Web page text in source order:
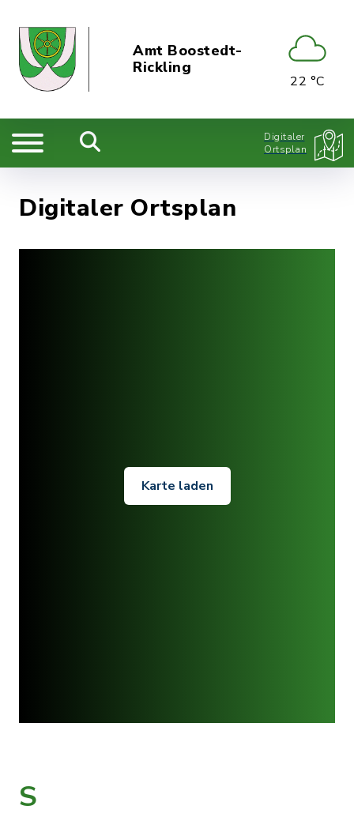
Amt Boostedt-
Rickling
22 °C
Digitaler
Ortsplan
Digitaler Ortsplan
Karte laden
S